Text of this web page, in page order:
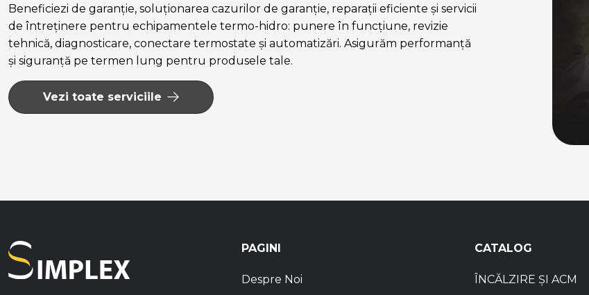
Beneficiezi de garanție, soluționarea cazurilor de garanție, reparații eficiente și servicii
de întreținere pentru echipamentele termo-hidro: punere în funcțiune, revizie
tehnică, diagnosticare, conectare termostate și automatizări. Asigurăm performanță
și siguranță pe termen lung pentru produsele tale.
Vezi toate serviciile
PAGINI
Despre Noi
CATALOG
ÎNCĂLZIRE ȘI ACM